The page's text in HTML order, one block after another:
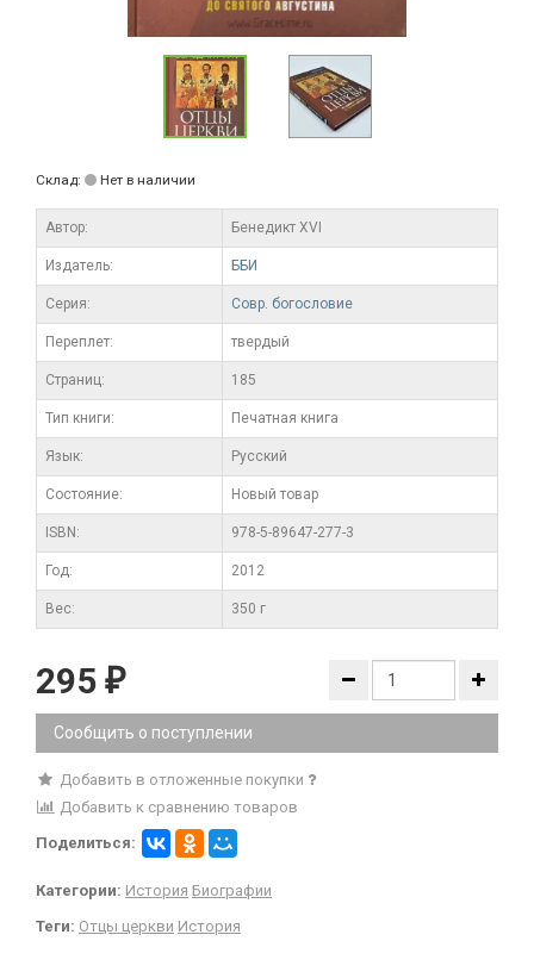
Склад: Нет в наличии
Автор: Бенедикт XVI
Издатель: ББИ
Серия: Совр. богословие
Переплет: твердый
Cтраниц: 185
Тип книги: Печатная книга
Язык: Русский
Состояние: Новый товар
ISBN: 978-5-89647-277-3
Год: 2012
Вес: 350 г
295 ₽
Сообщить о поступлении
Добавить в отложенные покупки
Добавить к сравнению товаров
Поделиться:
Категории: История Биографии
Теги: Отцы церкви История